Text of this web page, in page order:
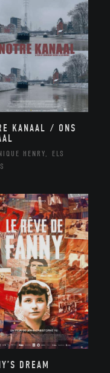
KANAAL / ONS
HENRY, ELS
DREAM